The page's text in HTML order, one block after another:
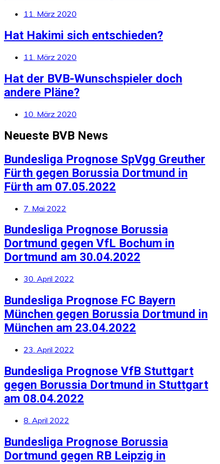
11. März 2020
Hat Hakimi sich entschieden?
11. März 2020
Hat der BVB-Wunschspieler doch
andere Pläne?
10. März 2020
Neueste BVB News
Bundesliga Prognose SpVgg Greuther
Fürth gegen Borussia Dortmund in
Fürth am 07.05.2022
7. Mai 2022
Bundesliga Prognose Borussia
Dortmund gegen VfL Bochum in
Dortmund am 30.04.2022
30. April 2022
Bundesliga Prognose FC Bayern
München gegen Borussia Dortmund in
München am 23.04.2022
23. April 2022
Bundesliga Prognose VfB Stuttgart
gegen Borussia Dortmund in Stuttgart
am 08.04.2022
8. April 2022
Bundesliga Prognose Borussia
Dortmund gegen RB Leipzig in